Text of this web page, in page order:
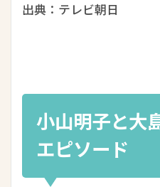
出典：テレビ朝日
小山明子と大
エピソード